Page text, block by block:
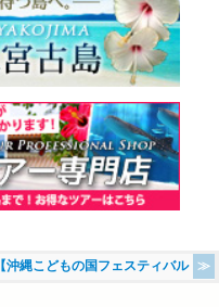
【沖縄こどもの国フェスティバル